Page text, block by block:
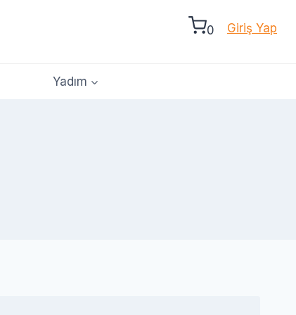
0 Giriş Yap
Yadım